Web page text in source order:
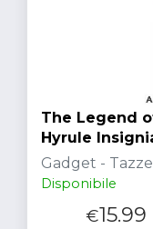
The Legend
Hyrule
Gadget -
Disponibile
€15.99